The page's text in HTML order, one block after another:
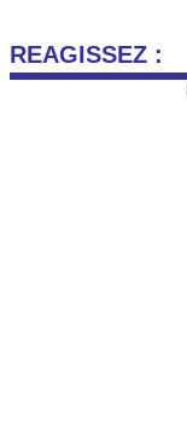
REAGISSEZ :